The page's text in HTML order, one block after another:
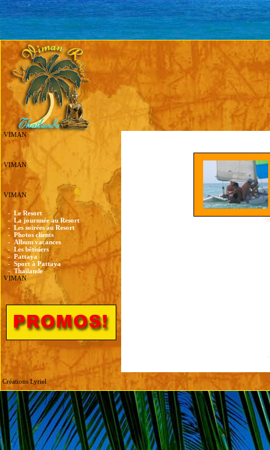
VIMAN
VIMAN
VIMAN
- Le Resort
- La journnée au Resort
- Les soirées au Resort
- Photos clients
- Album vacances
- Les bêtisiers
- Pattaya
- Sport à Pattaya
-Thailande
VIMAN
Créations Lyriel